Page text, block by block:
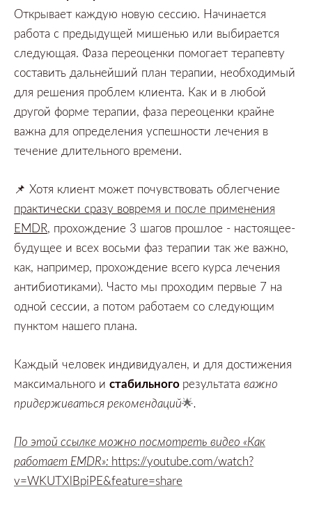
Открывает каждую новую сессию. Начинается
работа с предыдущей мишенью или выбирается
следующая. Фаза переоценки помогает терапевту
составить дальнейший план терапии, необходимый
для решения проблем клиента. Как и в любой
другой форме терапии, фаза переоценки крайне
важна для определения успешности лечения в
течение длительного времени.
📌 Хотя клиент может почувствовать облегчение
практически сразу вовремя и после применения
EMDR, прохождение 3 шагов прошлое - настоящее-
будущее и всех восьми фаз терапии так же важно,
как, например, прохождение всего курса лечения
антибиотиками). Часто мы проходим первые 7 на
одной сессии, а потом работаем со следующим
пунктом нашего плана.
Каждый человек индивидуален, и для достижения
максимального и стабильного результата важно
придерживаться рекомендаций🌟.
По этой ссылке можно посмотреть видео «Как
работает EMDR»: https://youtube.com/watch?
v=WKUTXlBpiPE&feature=share